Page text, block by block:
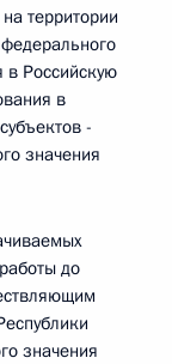
территории
в Российскую
в
-
значения
до
значения